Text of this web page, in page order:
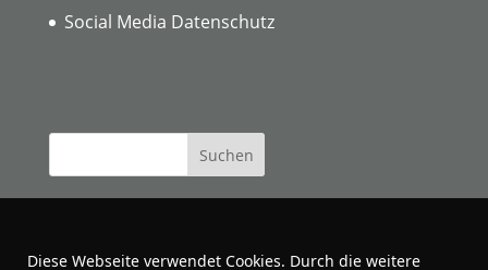
Social Media Datenschutz
Diese Webseite verwendet Cookies. Durch die weitere